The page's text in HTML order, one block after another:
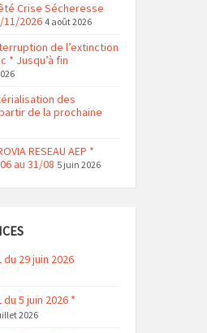
Crise Sécheresse
11/2026 4 août 2026
de l’extinction
* Jusqu’à fin
des
de la prochaine
RESEAU AEP *
au 31/08 5 juin 2026
du 29 juin 2026
du 5 juin 2026 *
2026